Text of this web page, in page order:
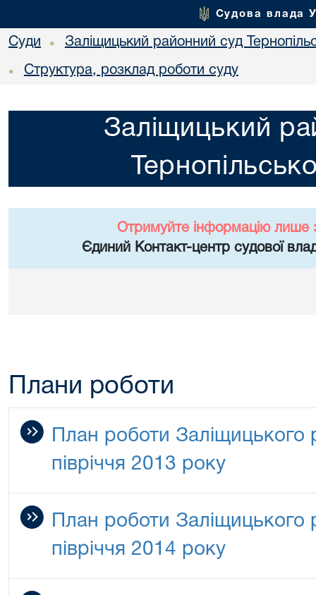
Судова влада
Суди • Заліщицький районний суд
• Структура, розклад роботи суду
Заліщицький
Отримуйте інформацію лише
Єдиний Контакт-центр судової
Плани роботи
План роботи Заліщицького
півріччя 2013 року
План роботи Заліщицького
півріччя 2014 року